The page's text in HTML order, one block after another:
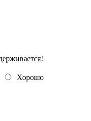
Хорошо